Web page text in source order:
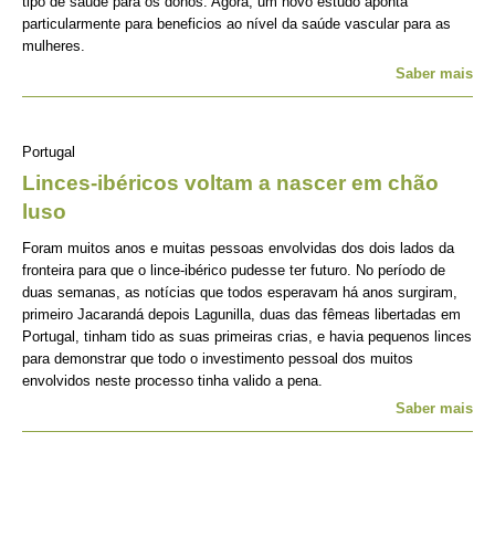
particularmente para beneficios ao nível da saúde vascular para as
mulheres.
Saber mais
Portugal
Linces-ibéricos voltam a nascer em chão
luso
Foram muitos anos e muitas pessoas envolvidas dos dois lados da
fronteira para que o lince-ibérico pudesse ter futuro. No período de
duas semanas, as notícias que todos esperavam há anos surgiram,
primeiro Jacarandá depois Lagunilla, duas das fêmeas libertadas em
Portugal, tinham tido as suas primeiras crias, e havia pequenos linces
para demonstrar que todo o investimento pessoal dos muitos
envolvidos neste processo tinha valido a pena.
Saber mais